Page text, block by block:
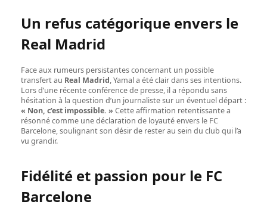
Un refus catégorique envers le
Real Madrid
Face aux rumeurs persistantes concernant un possible
transfert au Real Madrid, Yamal a été clair dans ses intentions.
Lors d’une récente conférence de presse, il a répondu sans
hésitation à la question d’un journaliste sur un éventuel départ :
« Non, c’est impossible. » Cette affirmation retentissante a
résonné comme une déclaration de loyauté envers le FC
Barcelone, soulignant son désir de rester au sein du club qui l’a
vu grandir.
Fidélité et passion pour le FC
Barcelone